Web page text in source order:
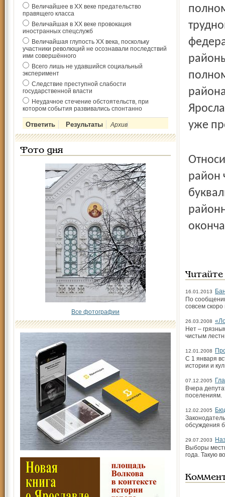
Величайшее в ХХ веке предательство
правящего класса
Величайшая в ХХ веке провокация
иностранных спецслужб
Величайшая глупость ХХ века, поскольку
участники революций не осознавали последствий
ими совершённого
Всего лишь не удавшийся социальный
эксперимент
Следствие преступной слабости
государственной власти
Неудачное стечение обстоятельств, при
котором события развивались спонтанно
Архив
Фото дня
Все фотографии
уже
район
16.01.2013
По
совсем
26.03.2008
Нет –
чистым
12.01.2008
С 1 января
истории и
07.12.2005
Вчера
поселениям.
12.02.2005
обсуждения
29.07.2003
Выборы
года. Такую